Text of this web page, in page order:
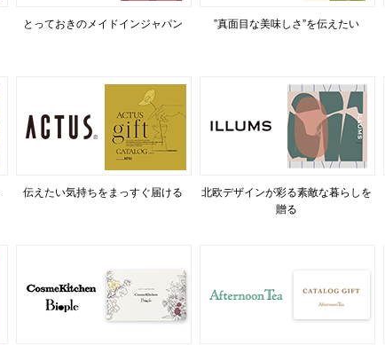
とっておきのメイドインジャパン ”真面目な美味しさ”を伝えたい
伝えたい気持ちをまっすぐ届ける
北欧デザインが彩る素敵な暮らしを
贈る